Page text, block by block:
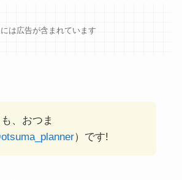
は広告が含まれています
、おつま
）です!